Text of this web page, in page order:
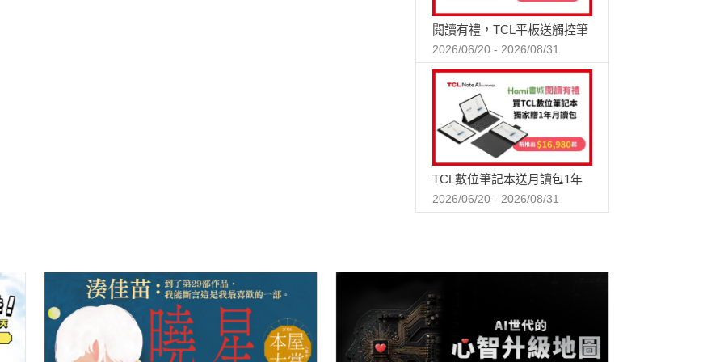
閱讀有禮，TCL平板送觸控筆
2026/06/20 - 2026/08/31
TCL數位筆記本送月讀包1年
2026/06/20 - 2026/08/31